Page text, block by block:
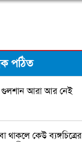
পঠিত
গুলশান আরা আর নেই
কেউ ব্যঙ্গচিত্রের